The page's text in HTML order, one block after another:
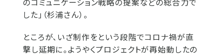
した」（杉浦さん）。
ところが、いざ制作をという段階でコロナ禍が直
撃し延期に。ようやくプロジェクトが再始動したの